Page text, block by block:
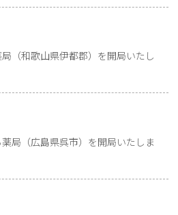
局（和歌山県伊都郡）を開局いたし
薬局（広島県呉市）を開局いたしま